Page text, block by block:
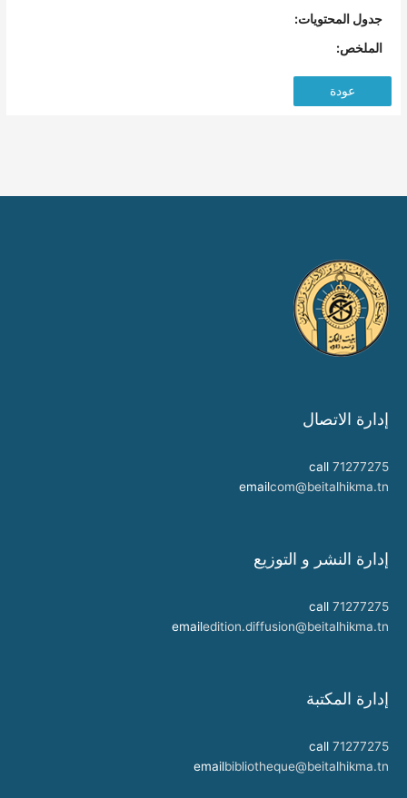
جدول المحتويات:
الملخص:
عودة
إدارة الاتصال
call 71277275
emailcom@beitalhikma.tn
إدارة النشر و التوزيع
call 71277275
emailedition.diffusion@beitalhikma.tn
إدارة المكتبة
call 71277275
emailbibliotheque@beitalhikma.tn